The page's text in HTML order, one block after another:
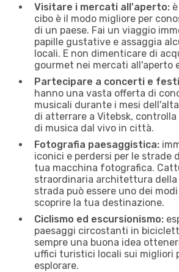
Visitare i mercati all'aperto:
cibo è il modo migliore per
di un paese. Fai un viaggio
papille gustative e assaggia
locali. E non dimenticare di
gourmet nei mercati all'aperto
Partecipare a concerti e
hanno una vasta offerta di
musicali durante i mesi
di atterrare a Vitebsk,
di musica dal vivo in città.
Fotografia paesaggistica:
iconici e perdersi per le strade
tua macchina fotografica.
straordinaria architettura
strada può essere uno dei
scoprire la tua destinazione.
Ciclismo ed escursionismo:
paesaggi circostanti in
sempre una buona idea
uffici turistici locali sui migliori
esplorare.